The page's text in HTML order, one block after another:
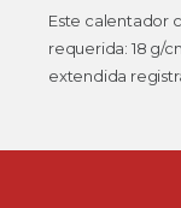
Este calentador
requerida: 18 g/
extendida